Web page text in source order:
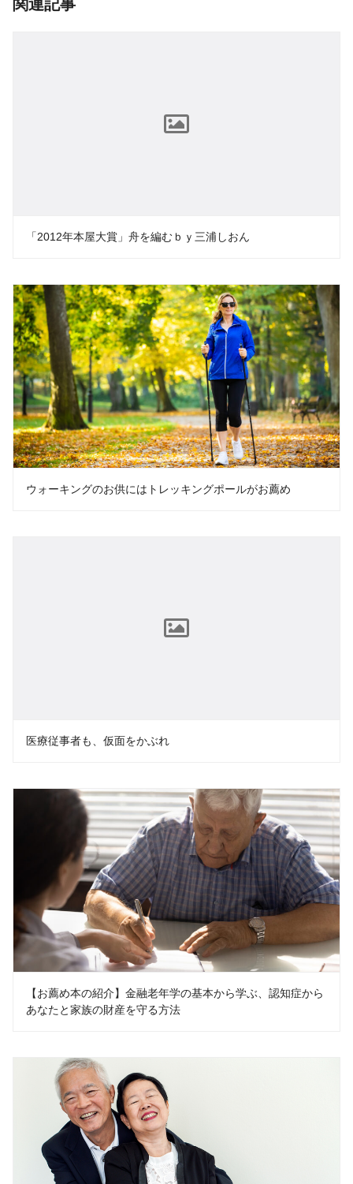
関連記事
「2012年本屋大賞」舟を編むｂｙ三浦しおん
ウォーキングのお供にはトレッキングポールがお薦め
医療従事者も、仮面をかぶれ
【お薦め本の紹介】金融老年学の基本から学ぶ、認知症から
あなたと家族の財産を守る方法